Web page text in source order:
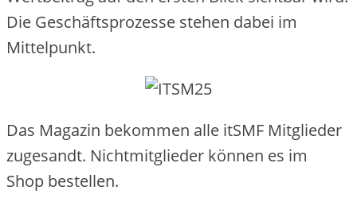
Die Geschäftsprozesse stehen dabei im
Mittelpunkt.
Das Magazin bekommen alle itSMF Mitglieder
zugesandt. Nichtmitglieder können es im
Shop bestellen.